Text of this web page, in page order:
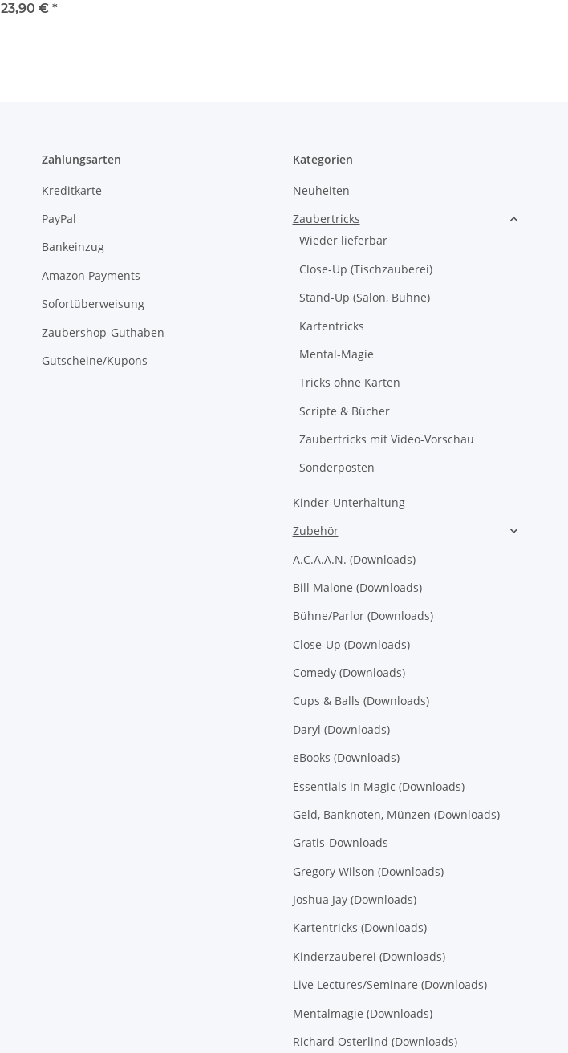
23,90 € *
Zahlungsarten
Kreditkarte
PayPal
Bankeinzug
Amazon Payments
Sofortüberweisung
Zaubershop-Guthaben
Gutscheine/Kupons
Kategorien
Neuheiten
Zaubertricks
Wieder lieferbar
Close-Up (Tischzauberei)
Stand-Up (Salon, Bühne)
Kartentricks
Mental-Magie
Tricks ohne Karten
Scripte & Bücher
Zaubertricks mit Video-Vorschau
Sonderposten
Kinder-Unterhaltung
Zubehör
A.C.A.A.N. (Downloads)
Bill Malone (Downloads)
Bühne/Parlor (Downloads)
Close-Up (Downloads)
Comedy (Downloads)
Cups & Balls (Downloads)
Daryl (Downloads)
eBooks (Downloads)
Essentials in Magic (Downloads)
Geld, Banknoten, Münzen (Downloads)
Gratis-Downloads
Gregory Wilson (Downloads)
Joshua Jay (Downloads)
Kartentricks (Downloads)
Kinderzauberei (Downloads)
Live Lectures/Seminare (Downloads)
Mentalmagie (Downloads)
Richard Osterlind (Downloads)